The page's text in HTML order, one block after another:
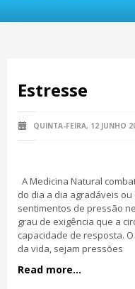
Estresse
QUINTA-FEIRA, 12 JUNHO
A Medicina Natural
do dia a dia agradáveis
sentimentos de pressão
grau de exigência que a
capacidade de resposta.
da vida, sejam pressões
Read more...